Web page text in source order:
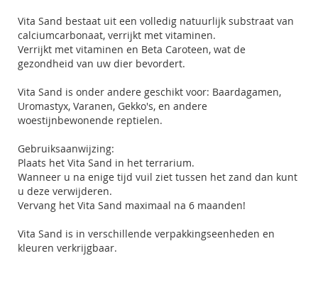
Vita Sand bestaat uit een volledig natuurlijk substraat van
calciumcarbonaat, verrijkt met vitaminen.
Verrijkt met vitaminen en Beta Caroteen, wat de
gezondheid van uw dier bevordert.
Vita Sand is onder andere geschikt voor: Baardagamen,
Uromastyx, Varanen, Gekko's, en andere
woestijnbewonende reptielen.
Gebruiksaanwijzing:
Plaats het Vita Sand in het terrarium.
Wanneer u na enige tijd vuil ziet tussen het zand dan kunt
u deze verwijderen.
Vervang het Vita Sand maximaal na 6 maanden!
Vita Sand is in verschillende verpakkingseenheden en
kleuren verkrijgbaar.